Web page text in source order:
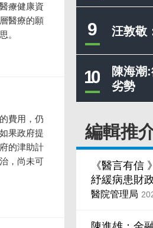
9 汪敦敬
10
陳海潮
劣勢
編輯推
《醫言有信
紓緩病患財
醫院管理局
療健康資
醫療的願
。
費用，仍
果政府提
的津助計
，尚未可